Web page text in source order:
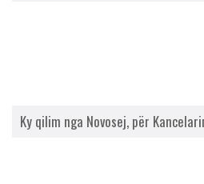
Ky qilim nga Novosej, për